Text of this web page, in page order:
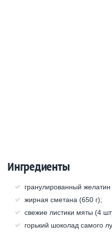
Ингредиенты
гранулированный желатин
жирная сметана (650 г);
свежие листики мяты (4
горький шоколад самого